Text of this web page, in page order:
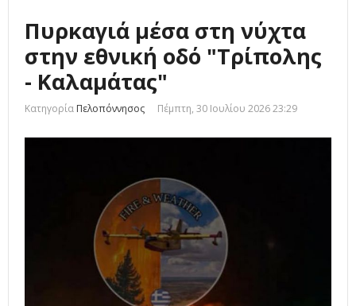
Πυρκαγιά μέσα στη νύχτα
στην εθνική οδό "Τρίπολης
- Καλαμάτας"
Κατηγορία Πελοπόννησος Πέμπτη, 30 Ιουλίου 2026 23:29